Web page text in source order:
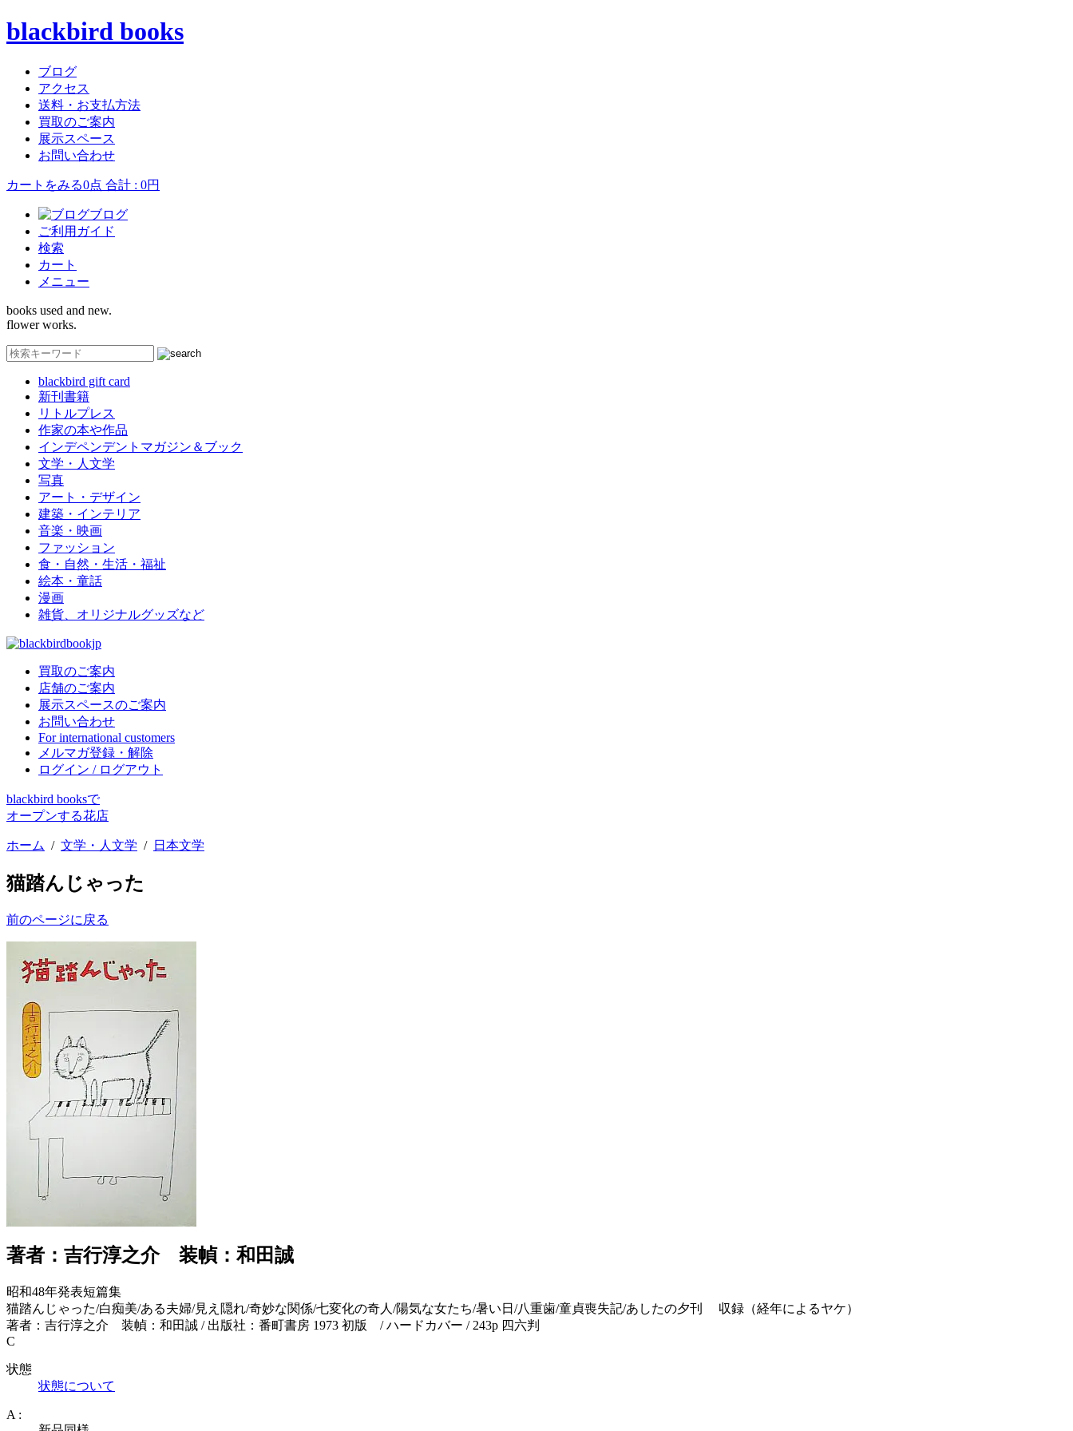
blackbird books
ブログ
アクセス
送料・お支払方法
買取のご案内
展示スペース
お問い合わせ
カートをみる0点 合計 : 0円
ブログ
ご利用ガイド
検索
カート
メニュー
books used and new.
flower works.
blackbird gift card
新刊書籍
リトルプレス
作家の本や作品
インデペンデントマガジン＆ブック
文学・人文学
写真
アート・デザイン
建築・インテリア
音楽・映画
ファッション
食・自然・生活・福祉
絵本・童話
漫画
雑貨、オリジナルグッズなど
買取のご案内
店舗のご案内
展示スペースのご案内
お問い合わせ
For international customers
メルマガ登録・解除
ログイン / ログアウト
blackbird booksで
オープンする花店
ホーム / 文学・人文学 / 日本文学
猫踏んじゃった
前のページに戻る
著者：吉行淳之介 装幀：和田誠
昭和48年発表短篇集
猫踏んじゃった/白痴美/ある夫婦/見え隠れ/奇妙な関係/七変化の奇人/陽気な女たち/暑い日/八重歯/童貞喪失記/あしたの夕刊 収録（経年によるヤケ）
著者：吉行淳之介 装幀：和田誠 / 出版社：番町書房 1973 初版 / ハードカバー / 243p 四六判
C
状態
状態について
A :